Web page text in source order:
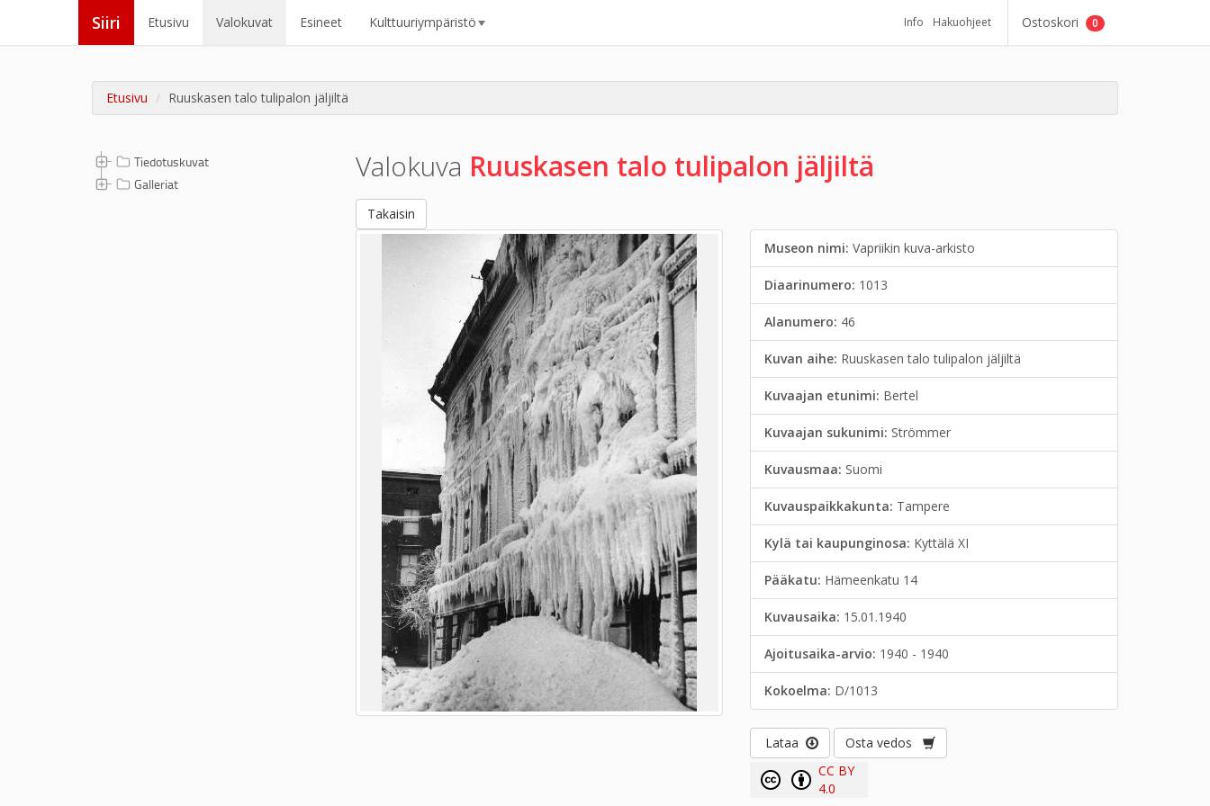
Siiri Etusivu Valokuvat Esineet Kulttuuriympäristö Info Hakuohjeet Ostoskori 0
Etusivu Ruuskasen talo tulipalon jäljiltä
Tiedotuskuvat
Galleriat
Valokuva Ruuskasen talo tulipalon jäljiltä
Takaisin
Museon nimi:Vapriikin kuva-arkisto
Diaarinumero: 1013
Alanumero: 46
Kuvan aihe: Ruuskasen talo tulipalon jäljiltä
Kuvaajan etunimi: Bertel
Kuvaajan sukunimi: Strömmer
Kuvausmaa: Suomi
Kuvauspaikkakunta: Tampere
Kylä tai kaupunginosa: Kyttälä XI
Pääkatu: Hämeenkatu 14
Kuvausaika: 15.01.1940
Ajoitusaika-arvio: 1940 - 1940
Kokoelma: D/1013
Lataa
Osta vedos
CC BY
4.0